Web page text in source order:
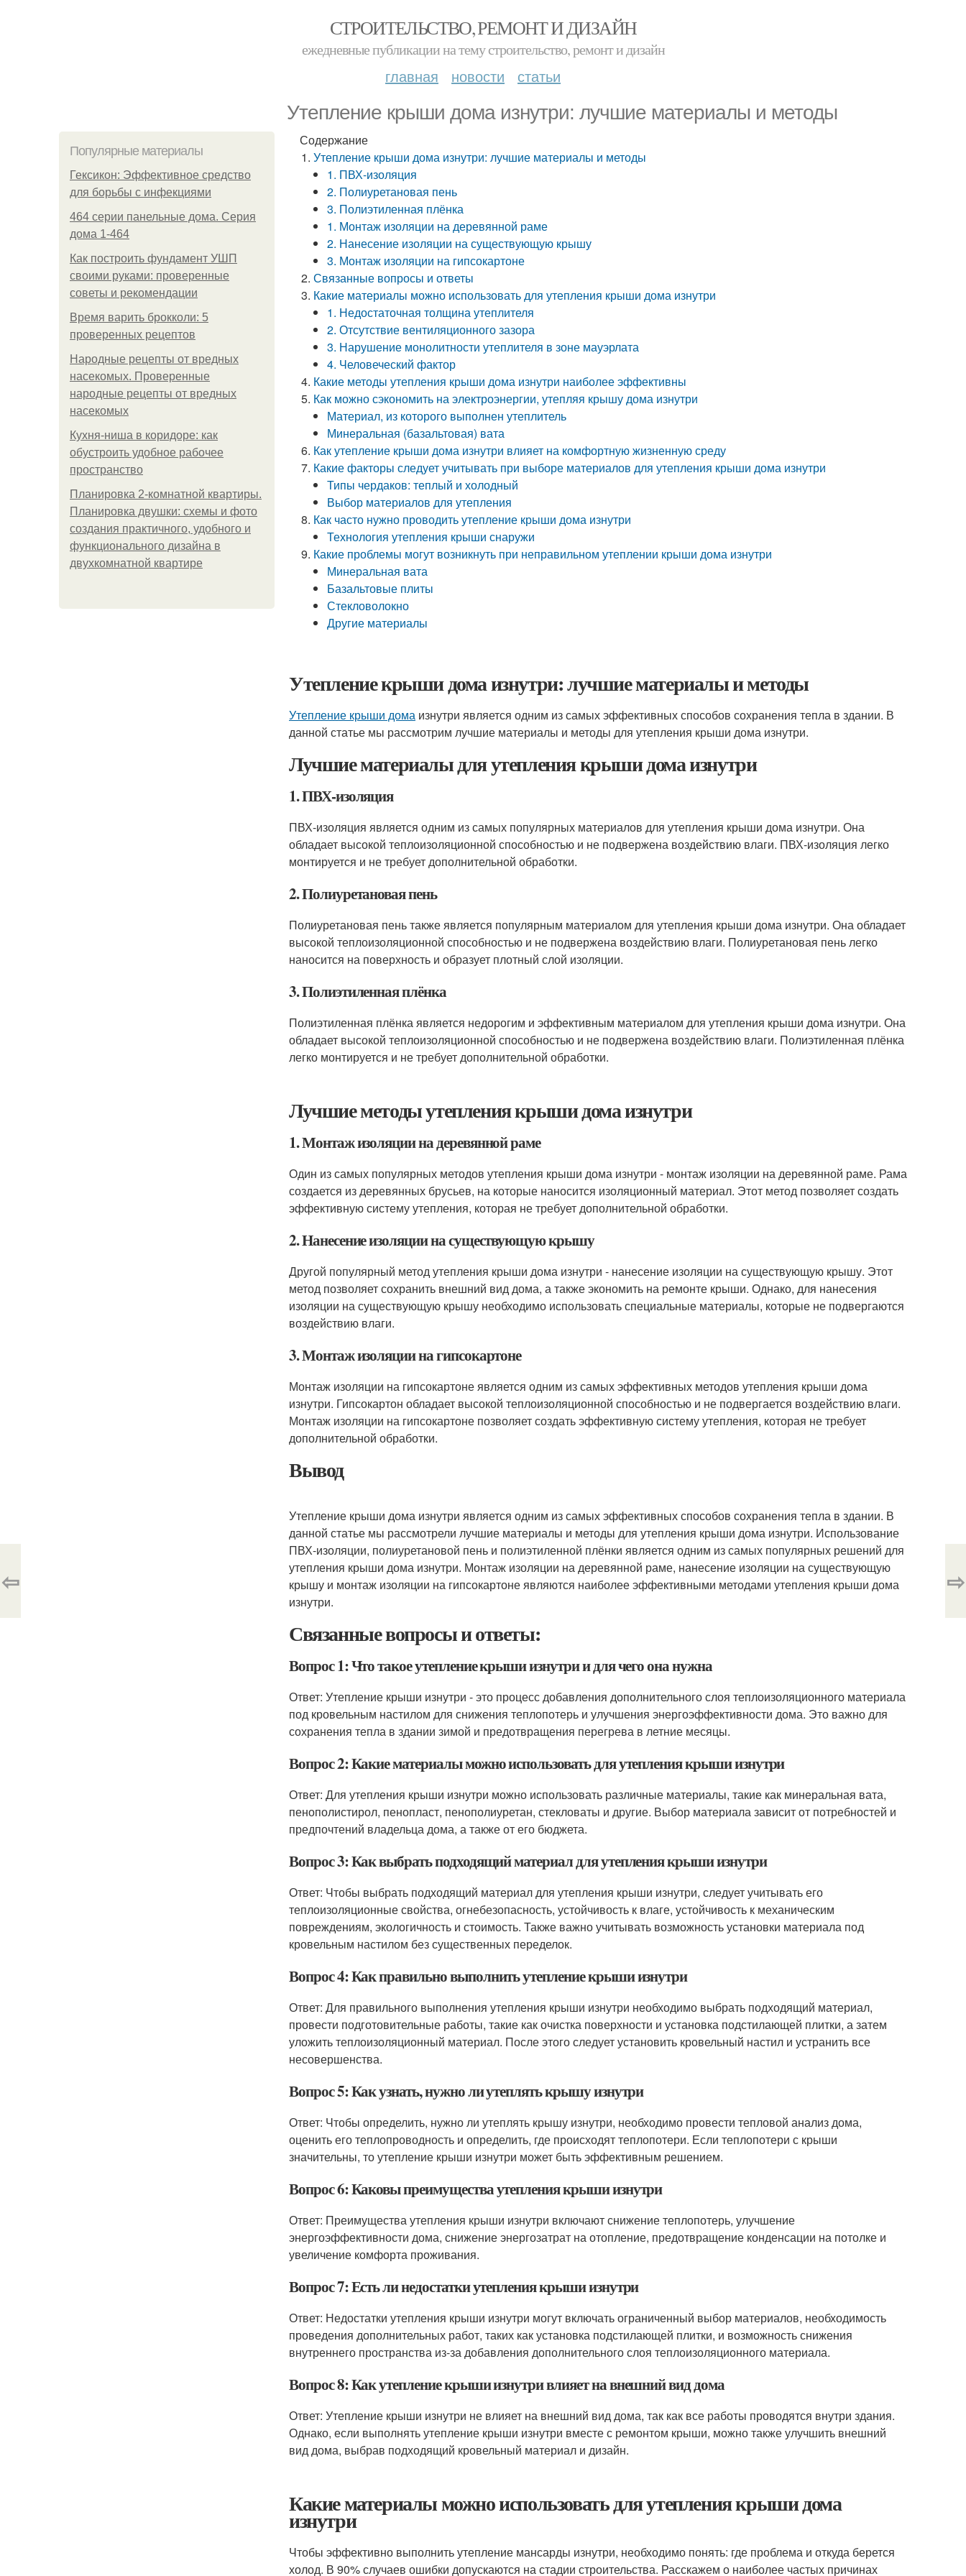
СТРОИТЕЛЬСТВО, РЕМОНТ И ДИЗАЙН
ежедневные публикации на тему строительство, ремонт и дизайн
главная новости статьи
Утепление крыши дома изнутри: лучшие материалы и методы
Популярные материалы
Гексикон: Эффективное средство
для борьбы с инфекциями
464 серии панельные дома. Серия
дома 1-464
Как построить фундамент УШП
своими руками: проверенные
советы и рекомендации
Время варить брокколи: 5
проверенных рецептов
Народные рецепты от вредных
насекомых. Проверенные
народные рецепты от вредных
насекомых
Кухня-ниша в коридоре: как
обустроить удобное рабочее
пространство
Планировка 2-комнатной квартиры.
Планировка двушки: схемы и фото
создания практичного, удобного и
функционального дизайна в
двухкомнатной квартире
Содержание
Утепление крыши дома изнутри: лучшие материалы и методы
1. ПВХ-изоляция
2. Полиуретановая пень
3. Полиэтиленная плёнка
1. Монтаж изоляции на деревянной раме
2. Нанесение изоляции на существующую крышу
3. Монтаж изоляции на гипсокартоне
Связанные вопросы и ответы
Какие материалы можно использовать для утепления крыши дома изнутри
1. Недостаточная толщина утеплителя
2. Отсутствие вентиляционного зазора
3. Нарушение монолитности утеплителя в зоне мауэрлата
4. Человеческий фактор
Какие методы утепления крыши дома изнутри наиболее эффективны
Как можно сэкономить на электроэнергии, утепляя крышу дома изнутри
Материал, из которого выполнен утеплитель
Минеральная (базальтовая) вата
Как утепление крыши дома изнутри влияет на комфортную жизненную среду
Какие факторы следует учитывать при выборе материалов для утепления крыши дома изнутри
Типы чердаков: теплый и холодный
Выбор материалов для утепления
Как часто нужно проводить утепление крыши дома изнутри
Технология утепления крыши снаружи
Какие проблемы могут возникнуть при неправильном утеплении крыши дома изнутри
Минеральная вата
Базальтовые плиты
Стекловолокно
Другие материалы
Утепление крыши дома изнутри: лучшие материалы и методы
Утепление крыши дома изнутри является одним из самых эффективных способов сохранения тепла в здании. В
данной статье мы рассмотрим лучшие материалы и методы для утепления крыши дома изнутри.
Лучшие материалы для утепления крыши дома изнутри
1. ПВХ-изоляция
ПВХ-изоляция является одним из самых популярных материалов для утепления крыши дома изнутри. Она
обладает высокой теплоизоляционной способностью и не подвержена воздействию влаги. ПВХ-изоляция легко
монтируется и не требует дополнительной обработки.
2. Полиуретановая пень
Полиуретановая пень также является популярным материалом для утепления крыши дома изнутри. Она обладает
высокой теплоизоляционной способностью и не подвержена воздействию влаги. Полиуретановая пень легко
наносится на поверхность и образует плотный слой изоляции.
3. Полиэтиленная плёнка
Полиэтиленная плёнка является недорогим и эффективным материалом для утепления крыши дома изнутри. Она
обладает высокой теплоизоляционной способностью и не подвержена воздействию влаги. Полиэтиленная плёнка
легко монтируется и не требует дополнительной обработки.
Лучшие методы утепления крыши дома изнутри
1. Монтаж изоляции на деревянной раме
Один из самых популярных методов утепления крыши дома изнутри - монтаж изоляции на деревянной раме. Рама
создается из деревянных брусьев, на которые наносится изоляционный материал. Этот метод позволяет создать
эффективную систему утепления, которая не требует дополнительной обработки.
2. Нанесение изоляции на существующую крышу
Другой популярный метод утепления крыши дома изнутри - нанесение изоляции на существующую крышу. Этот
метод позволяет сохранить внешний вид дома, а также экономить на ремонте крыши. Однако, для нанесения
изоляции на существующую крышу необходимо использовать специальные материалы, которые не подвергаются
воздействию влаги.
3. Монтаж изоляции на гипсокартоне
Монтаж изоляции на гипсокартоне является одним из самых эффективных методов утепления крыши дома
изнутри. Гипсокартон обладает высокой теплоизоляционной способностью и не подвергается воздействию влаги.
Монтаж изоляции на гипсокартоне позволяет создать эффективную систему утепления, которая не требует
дополнительной обработки.
Вывод
Утепление крыши дома изнутри является одним из самых эффективных способов сохранения тепла в здании. В
данной статье мы рассмотрели лучшие материалы и методы для утепления крыши дома изнутри. Использование
ПВХ-изоляции, полиуретановой пень и полиэтиленной плёнки является одним из самых популярных решений для
утепления крыши дома изнутри. Монтаж изоляции на деревянной раме, нанесение изоляции на существующую
крышу и монтаж изоляции на гипсокартоне являются наиболее эффективными методами утепления крыши дома
изнутри.
Связанные вопросы и ответы:
Вопрос 1: Что такое утепление крыши изнутри и для чего она нужна
Ответ: Утепление крыши изнутри - это процесс добавления дополнительного слоя теплоизоляционного материала
под кровельным настилом для снижения теплопотерь и улучшения энергоэффективности дома. Это важно для
сохранения тепла в здании зимой и предотвращения перегрева в летние месяцы.
Вопрос 2: Какие материалы можно использовать для утепления крыши изнутри
Ответ: Для утепления крыши изнутри можно использовать различные материалы, такие как минеральная вата,
пенополистирол, пенопласт, пенополиуретан, стекловаты и другие. Выбор материала зависит от потребностей и
предпочтений владельца дома, а также от его бюджета.
Вопрос 3: Как выбрать подходящий материал для утепления крыши изнутри
Ответ: Чтобы выбрать подходящий материал для утепления крыши изнутри, следует учитывать его
теплоизоляционные свойства, огнебезопасность, устойчивость к влаге, устойчивость к механическим
повреждениям, экологичность и стоимость. Также важно учитывать возможность установки материала под
кровельным настилом без существенных переделок.
Вопрос 4: Как правильно выполнить утепление крыши изнутри
Ответ: Для правильного выполнения утепления крыши изнутри необходимо выбрать подходящий материал,
провести подготовительные работы, такие как очистка поверхности и установка подстилающей плитки, а затем
уложить теплоизоляционный материал. После этого следует установить кровельный настил и устранить все
несовершенства.
Вопрос 5: Как узнать, нужно ли утеплять крышу изнутри
Ответ: Чтобы определить, нужно ли утеплять крышу изнутри, необходимо провести тепловой анализ дома,
оценить его теплопроводность и определить, где происходят теплопотери. Если теплопотери с крыши
значительны, то утепление крыши изнутри может быть эффективным решением.
Вопрос 6: Каковы преимущества утепления крыши изнутри
Ответ: Преимущества утепления крыши изнутри включают снижение теплопотерь, улучшение
энергоэффективности дома, снижение энергозатрат на отопление, предотвращение конденсации на потолке и
увеличение комфорта проживания.
Вопрос 7: Есть ли недостатки утепления крыши изнутри
Ответ: Недостатки утепления крыши изнутри могут включать ограниченный выбор материалов, необходимость
проведения дополнительных работ, таких как установка подстилающей плитки, и возможность снижения
внутреннего пространства из-за добавления дополнительного слоя теплоизоляционного материала.
Вопрос 8: Как утепление крыши изнутри влияет на внешний вид дома
Ответ: Утепление крыши изнутри не влияет на внешний вид дома, так как все работы проводятся внутри здания.
Однако, если выполнять утепление крыши изнутри вместе с ремонтом крыши, можно также улучшить внешний
вид дома, выбрав подходящий кровельный материал и дизайн.
Какие материалы можно использовать для утепления крыши дома
изнутри
Чтобы эффективно выполнить утепление мансарды изнутри, необходимо понять: где проблема и откуда берется
холод. В 90% случаев ошибки допускаются на стадии строительства. Расскажем о наиболее частых причинах
⇦ ⇨